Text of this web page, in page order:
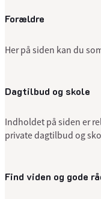
Forældre
Her på siden kan du
Dagtilbud og skole
Indholdet på siden er
private dagtilbud og
Find viden og gode